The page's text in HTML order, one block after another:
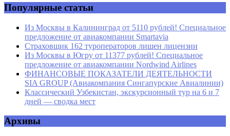
Популярные статьи
Из Москвы в Калининград от 5110 рублей! Специальное
предложение от авиакомпании Smartavia
Страховщик 162 туроператоров лишен лицензии
Из Москвы в Югру от 11377 рублей! Специальное
предложение от авиакомпании Nordwind Airlines
ФИНАНСОВЫЕ ПОКАЗАТЕЛИ ДЕЯТЕЛЬНОСТИ
SIA GROUP (Авиакомпания Сингапурские Авиалинии)
Классический Узбекистан, экскурсионный тур на 6 и 7
дней — сводка мест
Архивы